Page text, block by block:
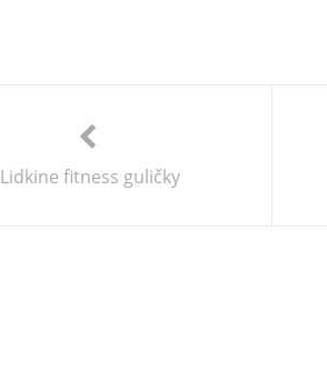
Lidkine fitness guličky